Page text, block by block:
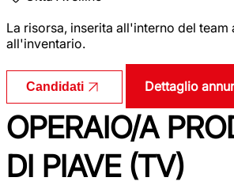
La risorsa, inserita all'interno del
all'inventario.
Candidati Dettaglio
OPERAIO/A
DI PIAVE (TV)